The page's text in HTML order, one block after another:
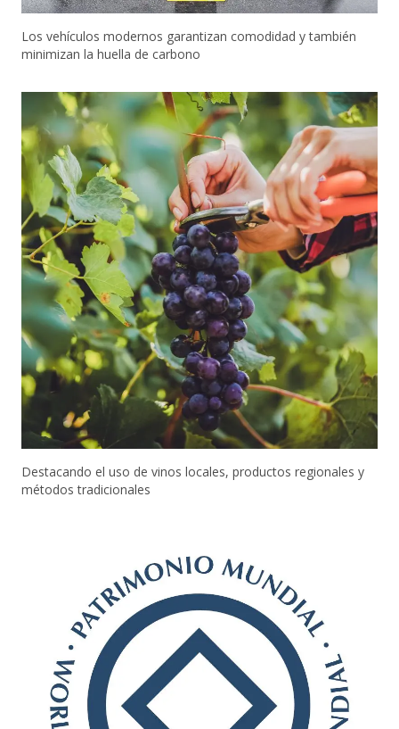
Los vehículos modernos garantizan comodidad y también
minimizan la huella de carbono
Destacando el uso de vinos locales, productos regionales y
métodos tradicionales